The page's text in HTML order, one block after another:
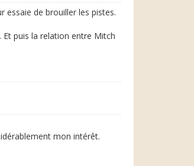
essaie de brouiller les pistes.
puis la relation entre Mitch
mon intérêt.